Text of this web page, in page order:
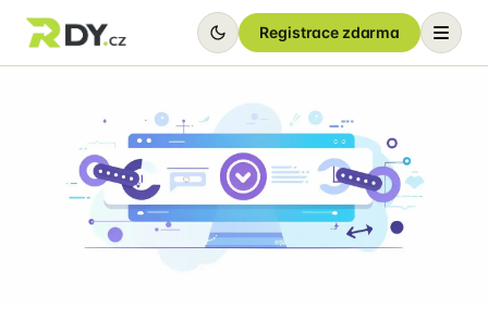
Registrace zdarma